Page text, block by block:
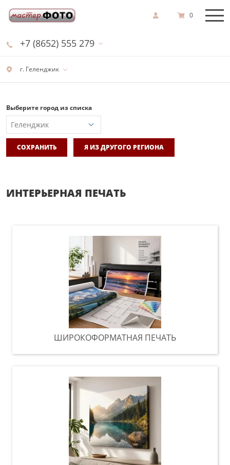
г. Геленджик
+7 (8652) 555 279
0
Выберите город из списка
СОХРАНИТЬ Я ИЗ ДРУГОГО РЕГИОНА
ИНТЕРЬЕРНАЯ ПЕЧАТЬ
ШИРОКОФОРМАТНАЯ ПЕЧАТЬ